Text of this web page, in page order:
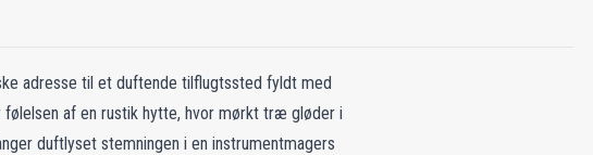
adresse til et duftende tilflugtssted fyldt med
af en rustik hytte, hvor mørkt træ gløder i
duftlyset stemningen i en instrumentmagers